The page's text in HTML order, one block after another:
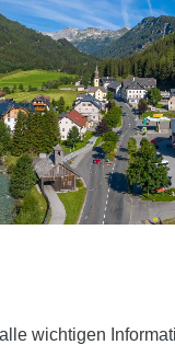
wichtigen